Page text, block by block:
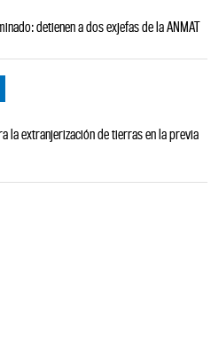
detienen a dos exjefas de la ANMAT
la extranjerización de tierras en la previa